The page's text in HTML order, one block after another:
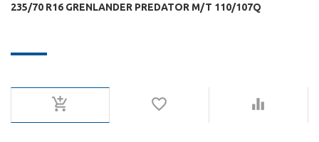
235/70 R16 GRENLANDER PREDATOR M/T 110/107Q